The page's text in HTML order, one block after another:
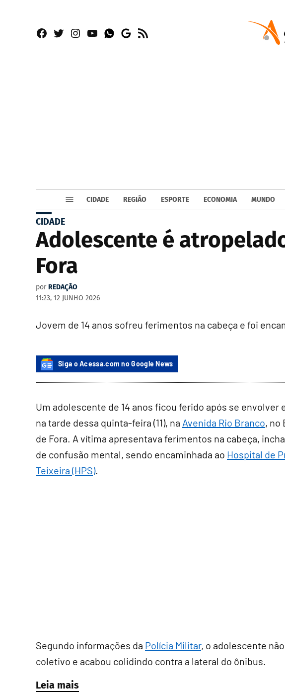
Facebook
TwitterInstagram
YouTubeWhatsapp
Google
RSS
CIDADE REGIÃO ESPORTE ECONOMIA MUNDO
CIDADE
Adolescente é
Fora
por REDAÇÃO
11:23, 12 JUNHO 2026
Jovem de 14 anos sofreu ferimentos na cabeça e foi
Siga o Acessa.com no Google News
Um adolescente de 14 anos ficou ferido após se
na tarde dessa quinta-feira (11), na Avenida Rio Branco, no
de Fora. A vítima apresentava ferimentos na cabeça,
de confusão mental, sendo encaminhada ao Hospital de
Teixeira (HPS).
Segundo informações da Polícia Militar, o adolescente
coletivo e acabou colidindo contra a lateral do ônibus.
Leia mais